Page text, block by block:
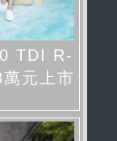
TDI R-
萬元上市